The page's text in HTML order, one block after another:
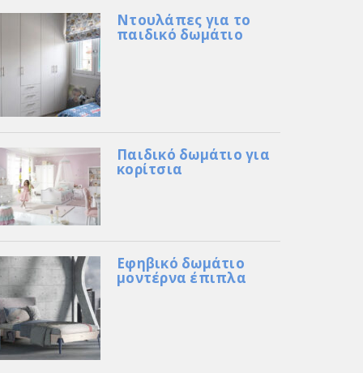
Ντουλάπες για το
παιδικό δωμάτιο
Παιδικό δωμάτιο για
κορίτσια
Εφηβικό δωμάτιο
μοντέρνα έπιπλα